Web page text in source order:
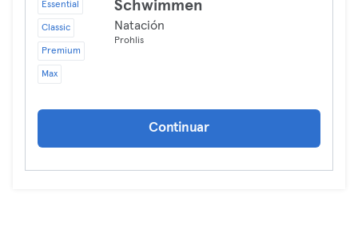
Essential
Classic
Premium
Max
Schwimmen
Natación
Prohlis
Continuar